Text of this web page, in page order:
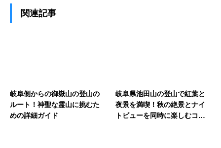
関連記事
岐阜側からの御嶽山の登山の
ルート！神聖な霊山に挑むた
めの詳細ガイド
岐阜県池田山の登山で紅葉と
夜景を満喫！秋の絶景とナイ
トビューを同時に楽しむコー